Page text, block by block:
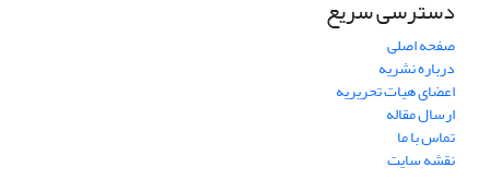
دسترسی سریع
صفحه اصلی
درباره نشریه
اعضای هیات تحریریه
ارسال مقاله
تماس با ما
نقشه سایت